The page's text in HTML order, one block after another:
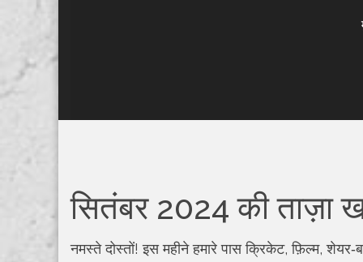
सितंबर 2024 की ताज़ा
नमस्ते दोस्तों! इस महीने हमारे पास क्रिकेट, फ़िल्म,